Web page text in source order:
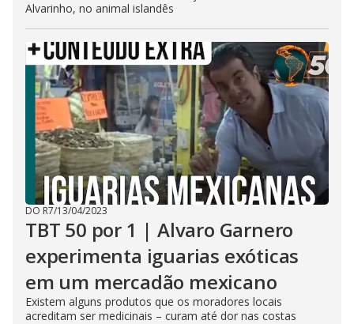
Alvarinho, no animal islandês
DO R7/13/04/2023
TBT 50 por 1 | Alvaro Garnero
experimenta iguarias exóticas
em um mercadão mexicano
Existem alguns produtos que os moradores locais
acreditam ser medicinais – curam até dor nas costas